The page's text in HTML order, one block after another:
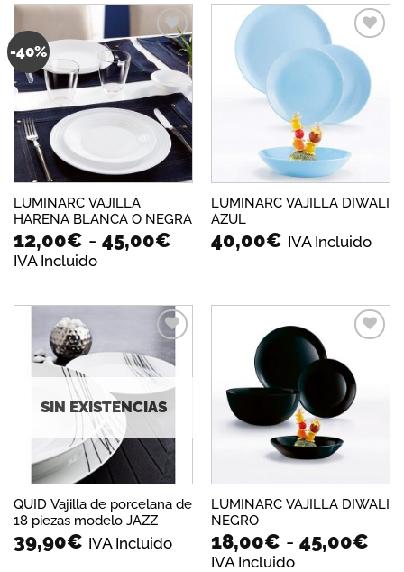
46,00€
hasta
49,00€
-40%
Añadir
a la
lista de
deseos
LUMINARC VAJILLA
HARENA BLANCA O NEGRA
12,00€ - 45,00€Rango
12,00€
hasta
45,00€
IVA Incluido
Añadir
a la
lista de
deseos
LUMINARC VAJILLA DIWALI
AZUL
40,00€ IVA Incluido
Añadir
a la
deseos
SIN EXISTENCIAS
QUID Vajilla de porcelana de
18 piezas modelo JAZZ
39,90€ IVA Incluido
lista de
deseos
LUMINARC VAJILLA DIWALI
NEGRO
18,00€ - 45,00€
IVA Incluido